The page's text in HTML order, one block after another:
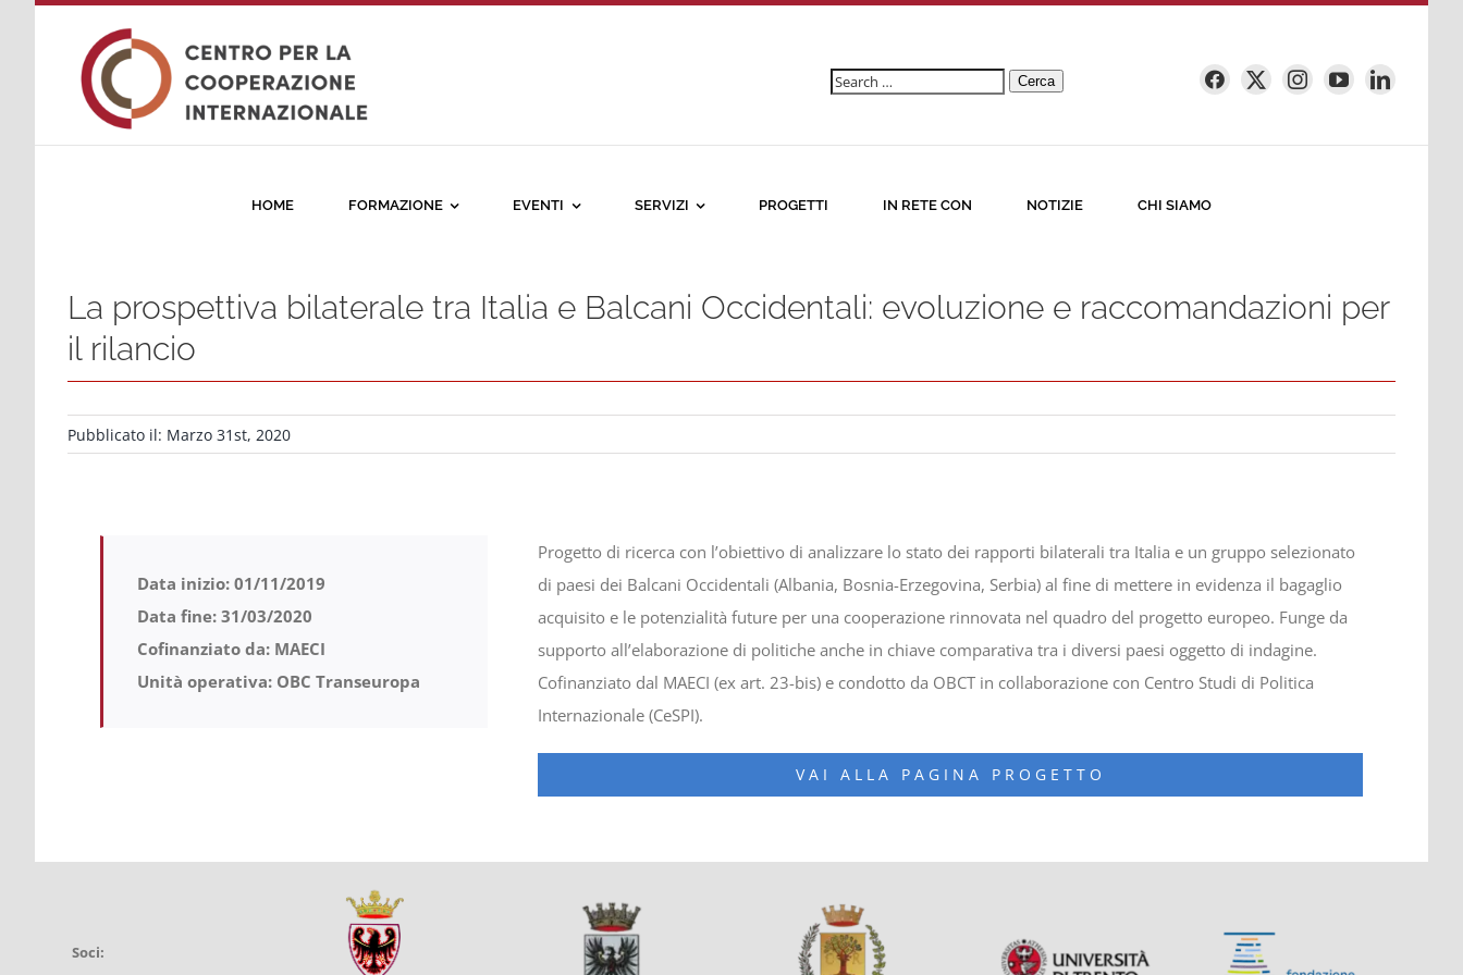
Ricerca
Cerca
HOME FORMAZIONE EVENTI SERVIZI PROGETTI IN RETE CON NOTIZIE CHI SIAMO
La prospettiva bilaterale tra Italia e Balcani Occidentali: evoluzione e raccomandazioni per
il rilancio
Pubblicato il: Marzo 31st, 2020
Data inizio: 01/11/2019
Data fine: 31/03/2020
Cofinanziato da: MAECI
Unità operativa: OBC Transeuropa
Progetto di ricerca con l’obiettivo di analizzare lo stato dei rapporti bilaterali tra Italia e un gruppo selezionato
di paesi dei Balcani Occidentali (Albania, Bosnia-Erzegovina, Serbia) al fine di mettere in evidenza il bagaglio
acquisito e le potenzialità future per una cooperazione rinnovata nel quadro del progetto europeo. Funge da
supporto all’elaborazione di politiche anche in chiave comparativa tra i diversi paesi oggetto di indagine.
Cofinanziato dal MAECI (ex art. 23-bis) e condotto da OBCT in collaborazione con Centro Studi di Politica
Internazionale (CeSPI).
VAI ALLA PAGINA PROGETTO
Soci: